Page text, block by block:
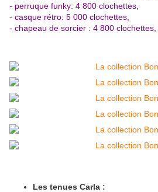
- perruque funky: 4 800 clochettes,
- casque rétro: 5 000 clochettes,
- chapeau de sorcier : 4 800 clochettes
Les tenues Carla :